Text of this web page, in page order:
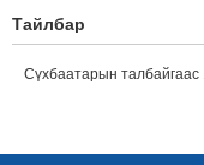
Тайлбар
Сүхбаатарын талбайгаас